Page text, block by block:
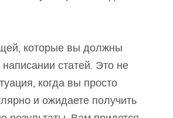
которые вы должны
статей. Это не
когда вы просто
и ожидаете получить